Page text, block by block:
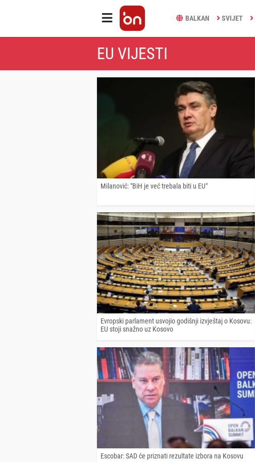
BALKAN SVIJET
EU VIJESTI
Milanović: "BiH je već trebala biti u EU"
Evropski parlament usvojio godišnji izvještaj o Kosovu:
EU stoji snažno uz Kosovo
Escobar: SAD će priznati rezultate izbora na Kosovu